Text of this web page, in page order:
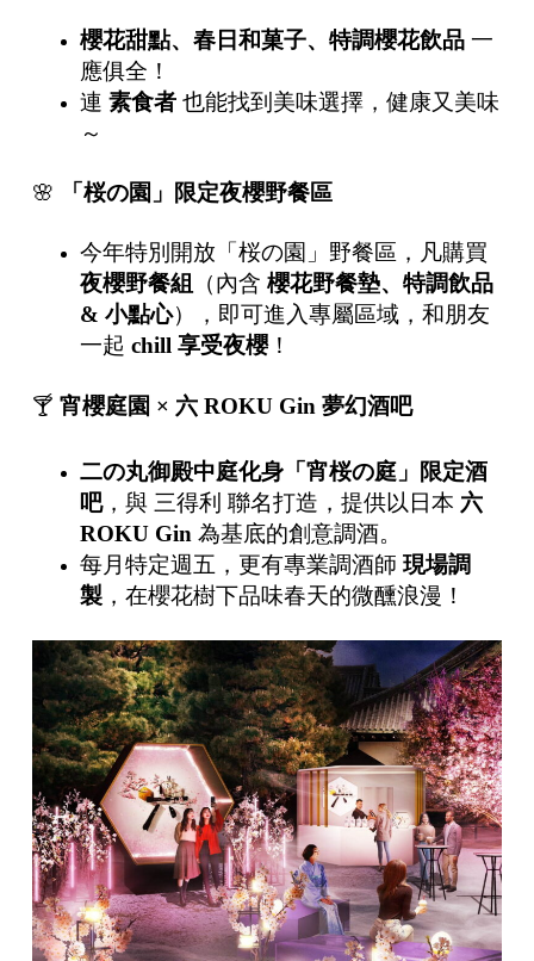
櫻花甜點、春日和菓子、特調櫻花飲品一
應俱全！
連 素食者也能找到美味選擇，健康又美味
～
🌸 「桜の園」限定夜櫻野餐區
今年特別開放「桜の園」野餐區，凡購買
夜櫻野餐組 （內含 櫻花野餐墊、特調飲品
& 小點心），即可進入專屬區域，和朋友
一起 chill 享受夜櫻！
🍸 宵櫻庭園 × 六ROKU Gin 夢幻酒吧
二の丸御殿中庭化身「宵桜の庭」限定酒
吧，與 三得利 聯名打造，提供以日本 六
ROKU Gin 為基底的創意調酒。
每月特定週五，更有專業調酒師 現場調
製，在櫻花樹下品味春天的微醺浪漫！